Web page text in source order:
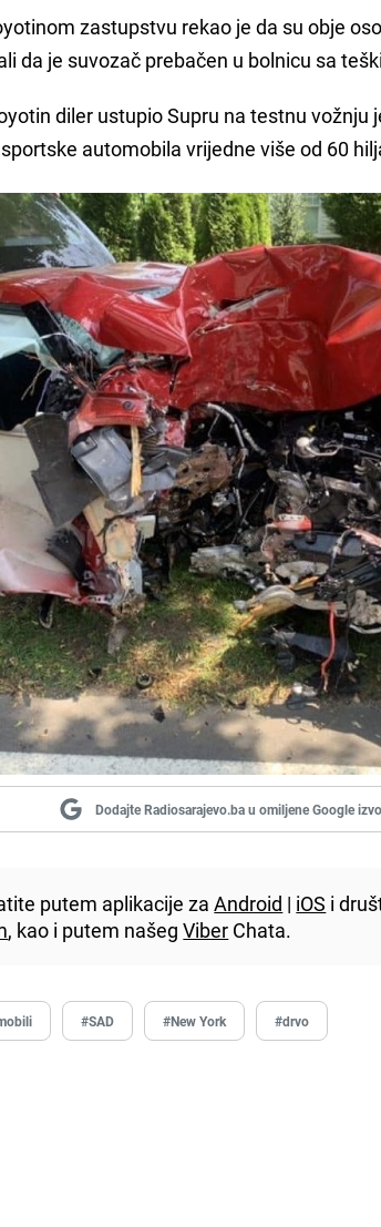
zastupstvu rekao je da su obje
da je suvozač prebačen u bolnicu sa
diler ustupio Supru na testnu
automobila vrijedne više od 60
Dodajte Radiosarajevo.ba u omiljene Google
putem aplikacije zaAndroid | iOS i
, kao i putem našegViber Chata.
#SAD #New York #drvo